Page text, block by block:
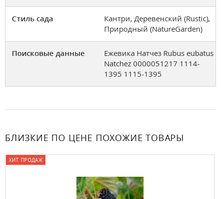
Стиль сада
Кантри, Деревенский (Rustic),
Природный (NatureGarden)
Поисковые данные
Ежевика Натчез Rubus eubatus
Natchez 0000051217 1114-
1395 1115-1395
БЛИЗКИЕ ПО ЦЕНЕ ПОХОЖИЕ ТОВАРЫ
ХИТ ПРОДАЖ